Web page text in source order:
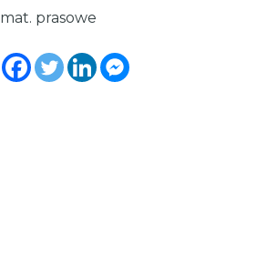
mat. prasowe